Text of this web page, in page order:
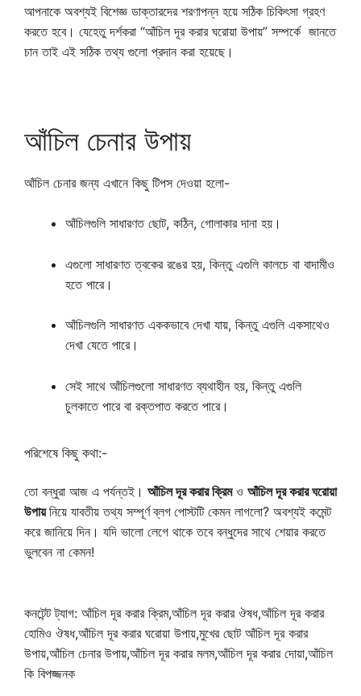
আপনাকে অবশ্যই বিশেজ্ঞ ডাক্তারদের শরণাপন্ন হয়ে সঠিক চিকিৎসা গ্রহণ
করতে হবে। যেহেতু দর্শকরা “আঁচিল দূর করার ঘরোয়া উপায়” সম্পর্কে জানতে
চান তাই এই সঠিক তথ্য গুলো প্রদান করা হয়েছে।
আঁচিল চেনার উপায়
আঁচিল চেনার জন্য এখানে কিছু টিপস দেওয়া হলো-
আঁচিলগুলি সাধারণত ছোট, কঠিন, গোলাকার দানা হয়।
এগুলো সাধারণত ত্বকের রঙের হয়, কিন্তু এগুলি কালচে বা বাদামীও
হতে পারে।
আঁচিলগুলি সাধারণত এককভাবে দেখা যায়, কিন্তু এগুলি একসাথেও
দেখা যেতে পারে।
সেই সাথে আঁচিলগুলো সাধারণত ব্যথাহীন হয়, কিন্তু এগুলি
চুলকাতে পারে বা রক্তপাত করতে পারে।
পরিশেষে কিছু কথা:-
তো বন্ধুরা আজ এ পর্যন্তই। আঁচিল দূর করার ক্রিমও আঁচিল দূর করার ঘরোয়া
উপায়নিয়ে যাবতীয় তথ্য সম্পূর্ণ ব্লগ পোস্টটি কেমন লাগলো? অবশ্যই কমেন্ট
করে জানিয়ে দিন। যদি ভালো লেগে থাকে তবে বন্ধুদের সাথে শেয়ার করতে
ভুলবেন না কেমন!
কনটেন্ট ট্যাগ: আঁচিল দূর করার ক্রিম,আঁচিল দূর করার ঔষধ,আঁচিল দূর করার
হোমিও ঔষধ,আঁচিল দূর করার ঘরোয়া উপায়,মুখের ছোট আঁচিল দূর করার
উপায়,আঁচিল চেনার উপায়,আঁচিল দূর করার মলম,আঁচিল দূর করার দোয়া,আঁচিল
কি বিপজ্জনক